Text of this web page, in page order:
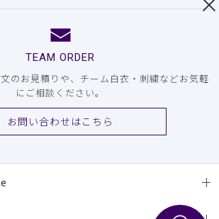
TEAM ORDER
のお見積りや、チーム白衣・刺繍などお気軽
にご相談ください。
お問い合わせはこちら